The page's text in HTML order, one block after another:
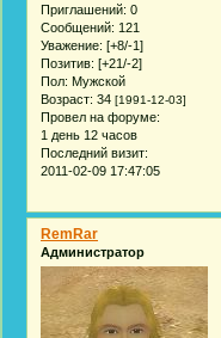
Приглашений: 0
Сообщений: 121
Уважение: [+8/-1]
Позитив: [+21/-2]
Пол: Мужской
Возраст: 34 [1991-12-03]
Провел на форуме:
1 день 12 часов
Последний визит:
2011-02-09 17:47:05
RemRar
Администратор